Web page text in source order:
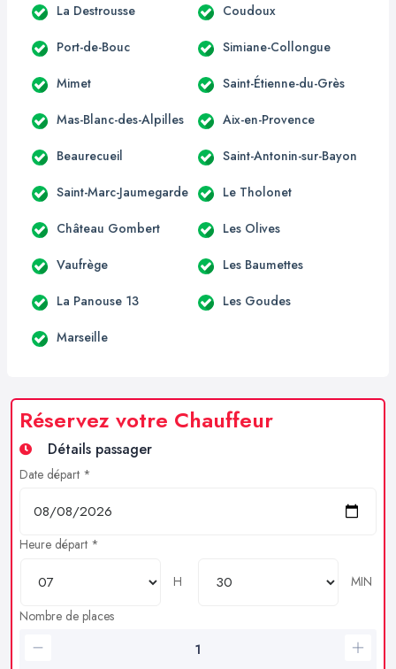
La Destrousse Coudoux
Port-de-Bouc Simiane-Collongue
Mimet Saint-Étienne-du-Grès
Mas-Blanc-des-Alpilles Aix-en-Provence
Beaurecueil Saint-Antonin-sur-Bayon
Saint-Marc-Jaumegarde Le Tholonet
Château Gombert Les Olives
Vaufrège Les Baumettes
La Panouse 13 Les Goudes
Marseille
Réservez votre Chauffeur
Détails passager
Date départ *
Heure départ *
H
MIN
Nombre de places